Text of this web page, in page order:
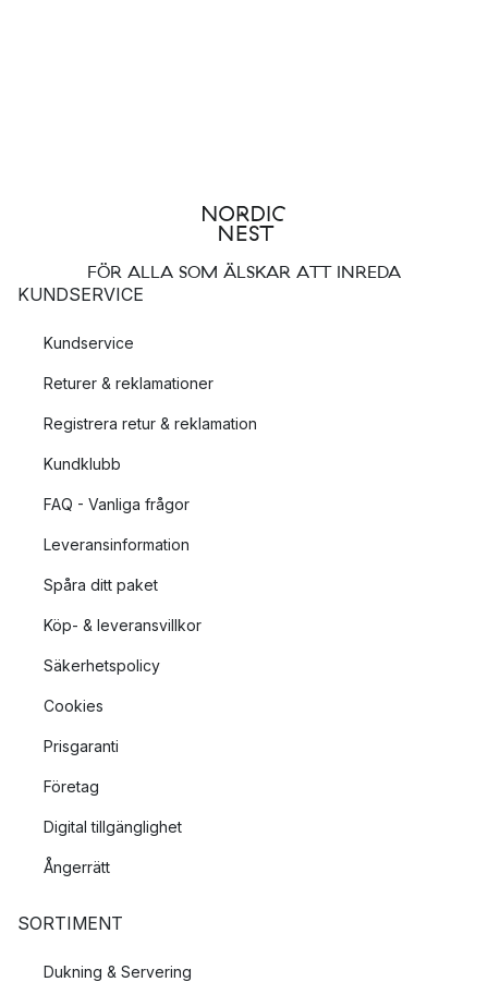
FÖR ALLA SOM ÄLSKAR ATT INREDA
KUNDSERVICE
Kundservice
Returer & reklamationer
Registrera retur & reklamation
Kundklubb
FAQ - Vanliga frågor
Leveransinformation
Spåra ditt paket
Köp- & leveransvillkor
Säkerhetspolicy
Cookies
Prisgaranti
Företag
Digital tillgänglighet
Ångerrätt
SORTIMENT
Dukning & Servering